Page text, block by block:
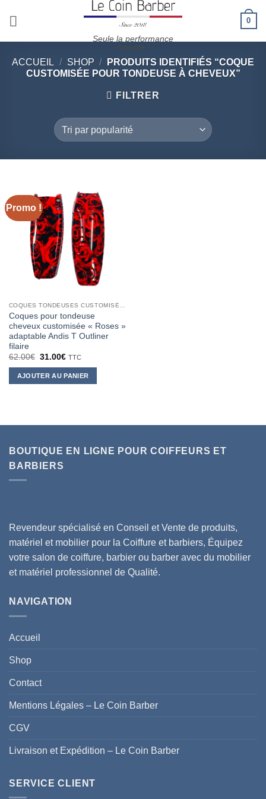
Seule la performance
compte !
0
ACCUEIL / SHOP /
PRODUITS IDENTIFIÉS “COQUE
CUSTOMISÉE POUR TONDEUSE À CHEVEUX”
FILTRER
Promo !
Coques pour tondeuse
cheveux customisée « Roses »
adaptable Andis T Outliner
filaire
62.00€ Le
initial
était :
31.00€Le
actuel
est :
TTC
AJOUTER AU PANIER
BOUTIQUE EN LIGNE POUR COIFFEURS ET
BARBIERS
Revendeur spécialisé en Conseil et Vente de produits,
matériel et mobilier pour la Coiffure et barbiers, Équipez
votre salon de coiffure, barbier ou barber avec du mobilier
et matériel professionnel de Qualité.
NAVIGATION
Accueil
Shop
Contact
Mentions Légales – Le Coin Barber
CGV
Livraison et Expédition – Le Coin Barber
SERVICE CLIENT